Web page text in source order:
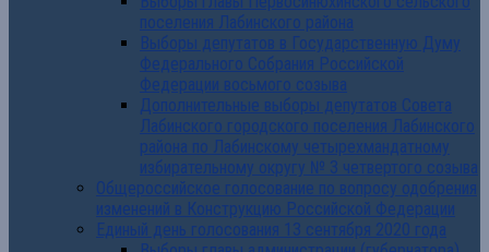
поселения Лабинского района
Выборы депутатов в Государственную Думу
Федерального Собрания Российской
Федерации восьмого созыва
Дополнительные выборы депутатов Совета
Лабинского городского поселения Лабинского
района по Лабинскому четырехмандатному
избирательному округу № 3 четвертого созыва
Общероссийское голосование по вопросу одобрения
изменений в Конструкцию Российской Федерации
Единый день голосования 13 сентября 2020 года